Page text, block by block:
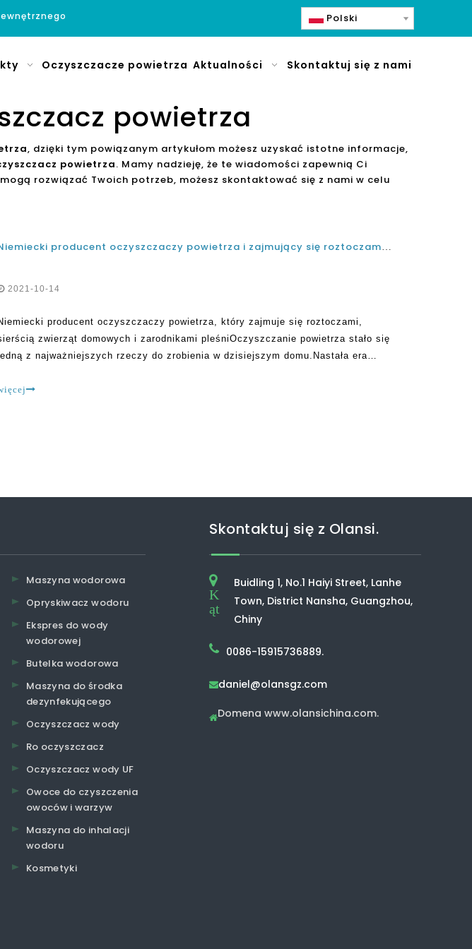
Polski
Oczyszczacze powietrza Aktualności Skontaktuj się z nami
powietrza
, dzięki tym powiązanym artykułom możesz uzyskać istotne informacje,
powietrza. Mamy nadzieję, że te wiadomości zapewnią Ci
rozwiązać Twoich potrzeb, możesz skontaktować się z nami w celu
Niemiecki producent oczyszczaczy powietrza i zajmujący się roztoczami, sierścią zwierząt domowych i zarodnikami pleśni
2021-10-14
producent oczyszczaczy powietrza, który zajmuje się roztoczami,
zwierząt domowych i zarodnikami pleśniOczyszczanie powietrza stało się
z najważniejszych rzeczy do zrobienia w dzisiejszym domu.Nastała era
aby temu zaradzić.Jeden z
Maszyna wodorowa
Opryskiwacz wodoru
Ekspres do wody
wodorowej
Butelka wodorowa
Maszyna do środka
dezynfekującego
Oczyszczacz wody
Ro oczyszczacz
Oczyszczacz wody UF
Owoce do czyszczenia
owoców i warzyw
Maszyna do inhalacji
wodoru
Kosmetyki
Skontaktuj się z Olansi.
K
ąt
Buidling 1, No.1 Haiyi Street, Lanhe
Town, District Nansha, Guangzhou,
Chiny
0086-15915736889.
daniel@olansgz.com
Domena www.olansichina.com.